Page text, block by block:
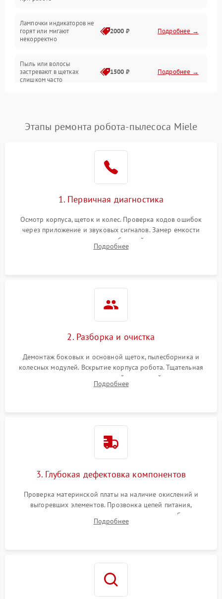
Батарея
Программные сбои
Лампочки индикаторов не
горят или мигают
некорректно
2000 ₽ Подробнее →
Пыль или волосы
застревают в щетках
слишком часто
1500 ₽ Подробнее →
Этапы ремонта робота-пылесоса Miele
1. Первичная диагностика
Осмотр корпуса, щеток и колес. Проверка кодов ошибок
через приложение и звуковых сигналов. Замер емкости
аккумулятора и тестирование базовой станции зарядки.
Оценка работы лидара, бампера и датчиков падения для
Подробнее
2. Разборка и очистка
Демонтаж боковых и основной щеток, пылесборника и
колесных модулей. Вскрытие корпуса робота. Тщательная
очистка внутренних полостей, шестерней и плат от
скопившейся пыли, волос и шерсти животных с
Подробнее
3. Глубокая дефектовка компонентов
Проверка материнской платы на наличие окислений и
выгоревших элементов. Прозвонка цепей питания,
тестирование приводных моторов колес и турбины
всасывания. Оценка состояния оптических и инфракрасных
Подробнее